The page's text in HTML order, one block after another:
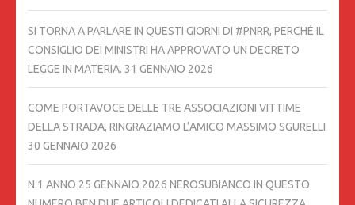
SI TORNA A PARLARE IN QUESTI GIORNI DI #PNRR, PERCHÉ IL
CONSIGLIO DEI MINISTRI HA APPROVATO UN DECRETO
LEGGE IN MATERIA. 31 GENNAIO 2026
COME PORTAVOCE DELLE TRE ASSOCIAZIONI VITTIME
DELLA STRADA, RINGRAZIAMO L’AMICO MASSIMO SGURELLI
30 GENNAIO 2026
N.1 ANNO 25 GENNAIO 2026 NEROSUBIANCO IN QUESTO